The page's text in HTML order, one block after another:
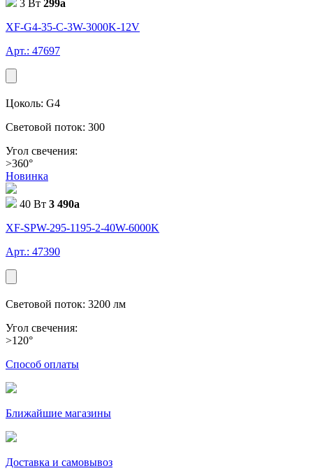
3 Вт 299a
XF-G4-35-C-3W-3000K-12V
Арт.: 47697
Цоколь: G4
Световой поток: 300
Угол свечения:
>360°
Новинка
40 Вт 3 490a
XF-SPW-295-1195-2-40W-6000K
Арт.: 47390
Световой поток: 3200 лм
Угол свечения:
>120°
Способ оплаты
Ближайшие магазины
Доставка и самовывоз